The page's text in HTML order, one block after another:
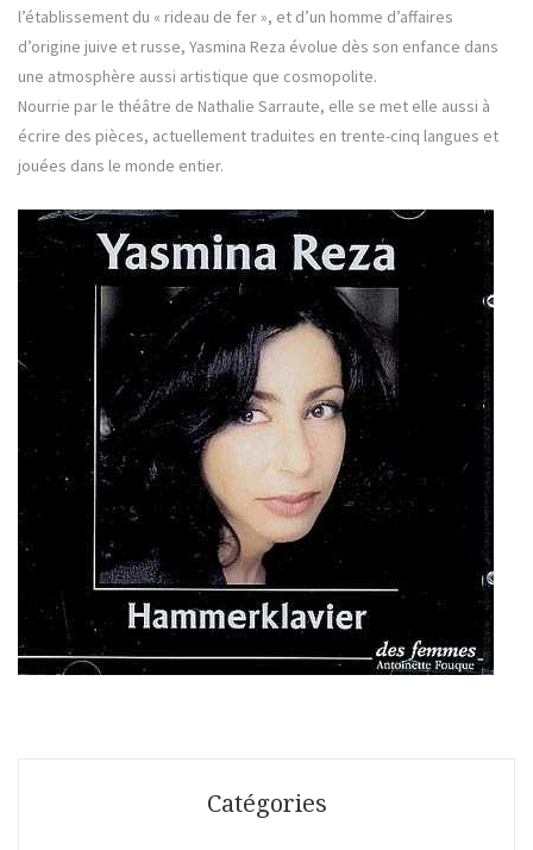
l’établissement du « rideau de fer », et d’un homme d’affaires
d’origine juive et russe, Yasmina Reza évolue dès son enfance dans
une atmosphère aussi artistique que cosmopolite.
Nourrie par le théâtre de Nathalie Sarraute, elle se met elle aussi à
écrire des pièces, actuellement traduites en trente-cinq langues et
jouées dans le monde entier.
Catégories